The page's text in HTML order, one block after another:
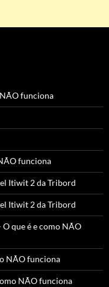
funciona
funciona
Itiwit 2 da Tribord
Itiwit 2 da Tribord
que é e como NÃO
NÃO funciona
NÃO funciona